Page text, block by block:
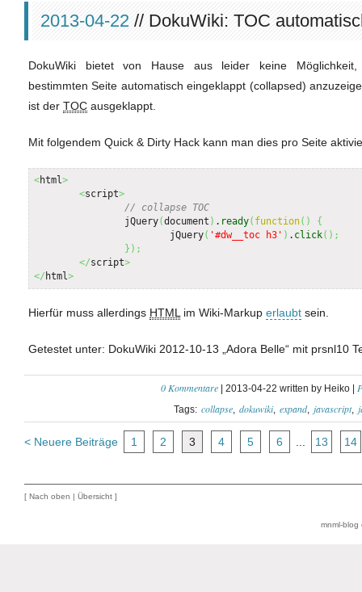
2013-04-22 // DokuWiki: TOC
DokuWiki bietet von Hause aus leider keine
bestimmten Seite automatisch eingeklappt (collapsed)
ist der TOC ausgeklappt.
Mit folgendem Quick & Dirty Hack kann man dies pro Seite
<html>
<script>
// collapse TOC
		jQuery
(document ) . ready( function( )
{
			jQuery
( '#dw__toc h3' ) . click( ) ;
} ) ;
</script>
</ html>
Hierfür muss allerdings HTML im Wiki-Markup erlaubt sein.
Getestet unter: DokuWiki 2012-10-13 „Adora Belle“ mit prsnl10
0 Kommentare | 2013-04-22 written by Heiko |
Tags: collapse dokuwiki expand javascript
< Neuere Beiträge 1 2 3 4 5 6 13 14
[ Nach oben | Übersicht ]
mnml-blog